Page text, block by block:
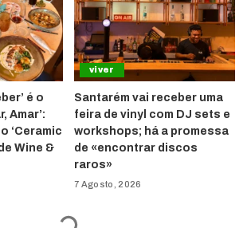
é o
Amar’:
‘Ceramic
Wine &
viver
Santarém vai receber uma
feira de vinyl com DJ sets e
workshops; há a promessa
de «encontrar discos
raros»
7 Agosto, 2026